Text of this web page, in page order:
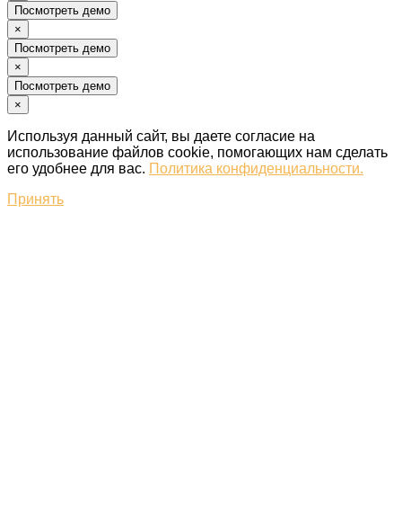
Посмотреть демо
×
Посмотреть демо
×
Посмотреть демо
×
Используя данный сайт, вы даете согласие на
использование файлов cookie, помогающих нам сделать
его удобнее для вас. Политика конфиденциальности.
Принять